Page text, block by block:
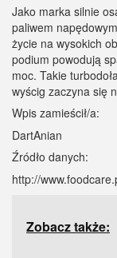
Jako marka silnie
paliwem
życie na wysokich
podium powodują
moc. Takie
wyścig zaczyna się
Wpis zamieścił/a:
DartAnian
Źródło danych:
http://
Zobacz także: